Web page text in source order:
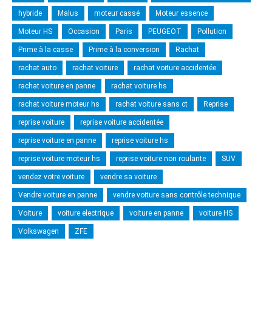
hybride Malus moteur cassé Moteur essence
Moteur HS Occasion Paris PEUGEOT Pollution
Prime à la casse Prime à la conversion Rachat
rachat auto rachat voiture rachat voiture accidentée
rachat voiture en panne rachat voiture hs
rachat voiture moteur hs rachat voiture sans ct Reprise
reprise voiture reprise voiture accidentée
reprise voiture en panne reprise voiture hs
reprise voiture moteur hs reprise voiture non roulante SUV
vendez votre voiture vendre sa voiture
Vendre voiture en panne vendre voiture sans contrôle technique
Voiture voiture electrique voiture en panne voiture HS
Volkswagen ZFE